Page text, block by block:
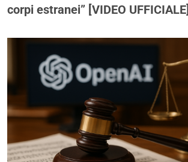
corpi estranei” [VIDEO UFFICIALE]